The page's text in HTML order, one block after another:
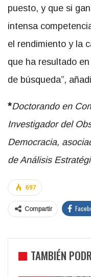
puesto, y que si
intensa
el rendimiento y la
que ha resultado
de búsqueda”,
*Doctorando en
Investigador del
Democracia,
de Análisis
697
Compartir
TAMBIÉN